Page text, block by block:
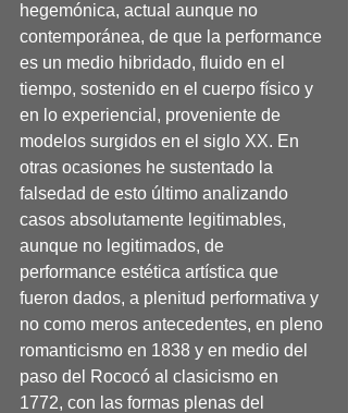
hegemónica, actual aunque no
contemporánea, de que la performance
es un medio hibridado, fluido en el
tiempo, sostenido en el cuerpo físico y
en lo experiencial, proveniente de
modelos surgidos en el siglo XX. En
otras ocasiones he sustentado la
falsedad de esto último analizando
casos absolutamente legitimables,
aunque no legitimados, de
performance estética artística que
fueron dados, a plenitud performativa y
no como meros antecedentes, en pleno
romanticismo en 1838 y en medio del
paso del Rococó al clasicismo en
1772, con las formas plenas del